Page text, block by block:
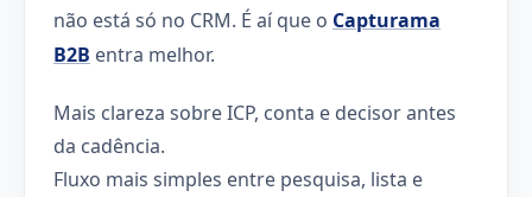
não está só no CRM. É aí que o Capturama
B2B entra melhor.
Mais clareza sobre ICP, conta e decisor antes
da cadência.
Fluxo mais simples entre pesquisa, lista e